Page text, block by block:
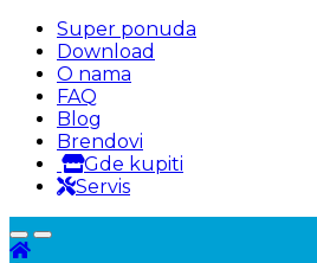
Super ponuda
Download
O nama
FAQ
Blog
Brendovi
Gde kupiti
Servis